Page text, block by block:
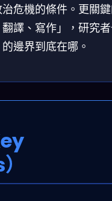
危機的條件。更關
譯、寫作」，研究
邊界到底在哪。